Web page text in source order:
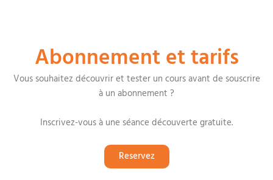
Abonnement et tarifs
Vous souhaitez découvrir et tester un cours avant de souscrire
à un abonnement ?
Inscrivez-vous à une séance découverte gratuite.
Reservez